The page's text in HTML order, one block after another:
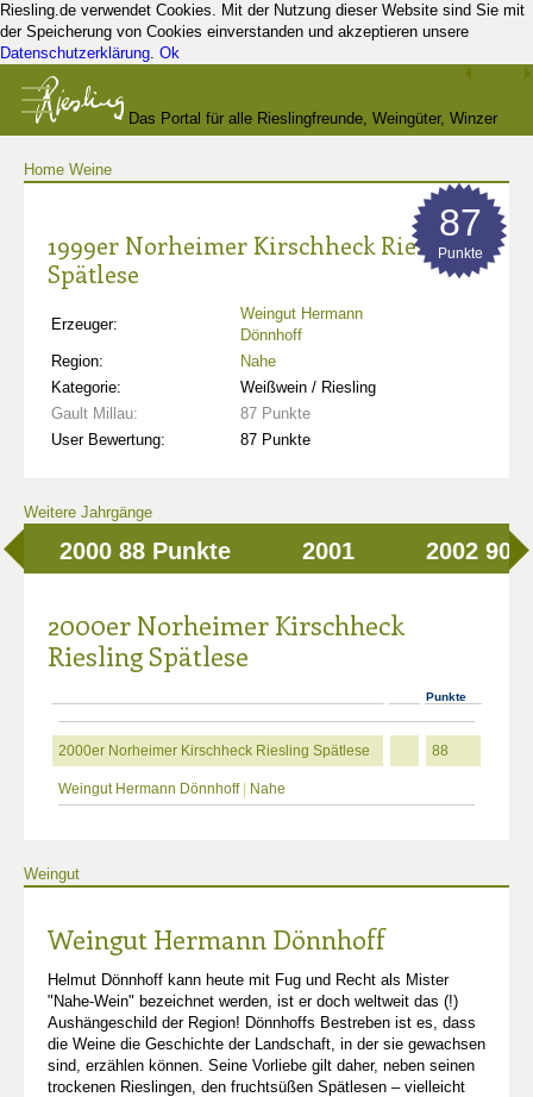
Riesling.de verwendet Cookies. Mit der Nutzung dieser Website sind Sie mit
der Speicherung von Cookies einverstanden und akzeptieren unsere
Datenschutzerklärung. Ok
Das Portal für alle Rieslingfreunde, Weingüter, Winzer
Home Weine
1999er Norheimer Kirschheck Riesling
Spätlese
Erzeuger:
Weingut Hermann
Dönnhoff
Region:
Nahe
Kategorie:
Weißwein / Riesling
Gault Millau:
87 Punkte
User Bewertung:
87 Punkte
87
Punkte
Weitere Jahrgänge
2000 88 Punkte 2001 2002 90
2000er Norheimer Kirschheck
Riesling Spätlese
Punkte
2000er Norheimer Kirschheck Riesling Spätlese 88
Weingut Hermann Dönnhoff| Nahe
Weingut
Weingut Hermann Dönnhoff
Helmut Dönnhoff kann heute mit Fug und Recht als Mister
"Nahe-Wein" bezeichnet werden, ist er doch weltweit das (!)
Aushängeschild der Region! Dönnhoffs Bestreben ist es, dass
die Weine die Geschichte der Landschaft, in der sie gewachsen
sind, erzählen können. Seine Vorliebe gilt daher, neben seinen
trockenen Rieslingen, den fruchtsüßen Spätlesen – vielleicht